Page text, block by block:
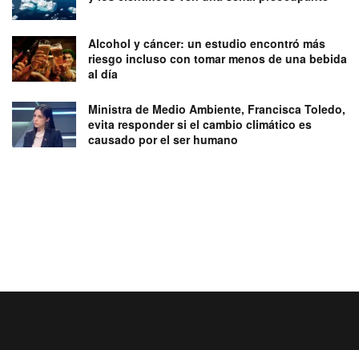
Alcohol y cáncer: un estudio encontró más
riesgo incluso con tomar menos de una bebida
al día
Ministra de Medio Ambiente, Francisca Toledo,
evita responder si el cambio climático es
causado por el ser humano